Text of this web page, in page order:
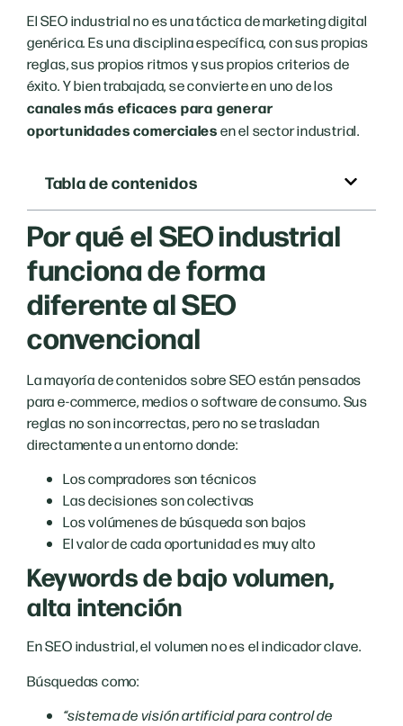
El SEO industrial no es una táctica de marketing digital
genérica. Es una disciplina específica, con sus propias
reglas, sus propios ritmos y sus propios criterios de
éxito. Y bien trabajada, se convierte en uno de los
canales más eficaces para generar
oportunidades comercialesen el sector industrial.
Tabla de contenidos
Por qué el SEO industrial
funciona de forma
diferente al SEO
convencional
La mayoría de contenidos sobre SEO están pensados
para e-commerce, medios o software de consumo. Sus
reglas no son incorrectas, pero no se trasladan
directamente a un entorno donde:
Los compradores son técnicos
Las decisiones son colectivas
Los volúmenes de búsqueda son bajos
El valor de cada oportunidad es muy alto
Keywords de bajo volumen,
alta intención
En SEO industrial, el volumen no es el indicador clave.
Búsquedas como:
“sistema de visión artificial para control de